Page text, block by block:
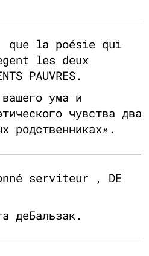
que la poésie qui
les deux
PAUVRES.
ума и
чувства два
родственниках».
serviteur , DE
дeБальзак.